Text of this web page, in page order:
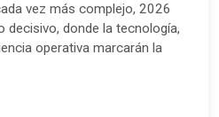
vez más complejo, 2026
decisivo, donde la tecnología,
operativa marcarán la